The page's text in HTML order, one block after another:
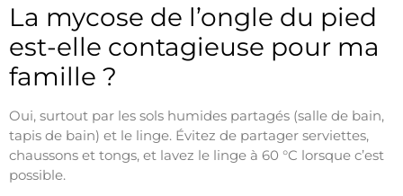
La mycose de l’ongle du pied
est-elle contagieuse pour ma
famille ?
Oui, surtout par les sols humides partagés (salle de bain,
tapis de bain) et le linge. Évitez de partager serviettes,
chaussons et tongs, et lavez le linge à 60 °C lorsque c’est
possible.